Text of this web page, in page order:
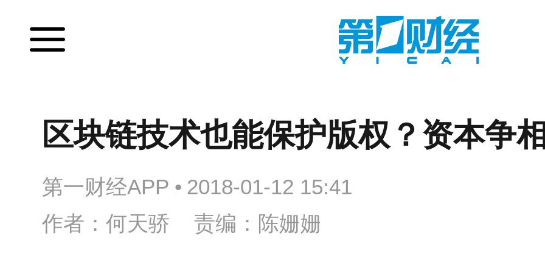
区块链技术也能保护版权？资本争
第一财经APP • 2018-01-12 15:41
作者：何天骄 责编：陈姗姗